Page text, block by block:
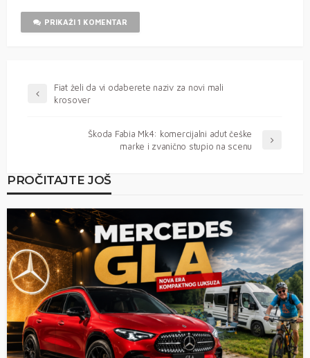
PRIKAŽI 1 KOMENTAR
Fiat želi da vi odaberete naziv za novi mali
krosover
Škoda Fabia Mk4: komercijalni adut češke
marke i zvanično stupio na scenu
PROČITAJTE JOŠ